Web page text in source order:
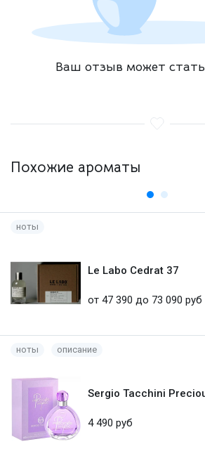
Ваш отзыв может
Похожие ароматы
ноты
Le Labo Cedrat 37
от 47 390 до 73 090 руб
ноты описание
Sergio Tacchini
4 490 руб